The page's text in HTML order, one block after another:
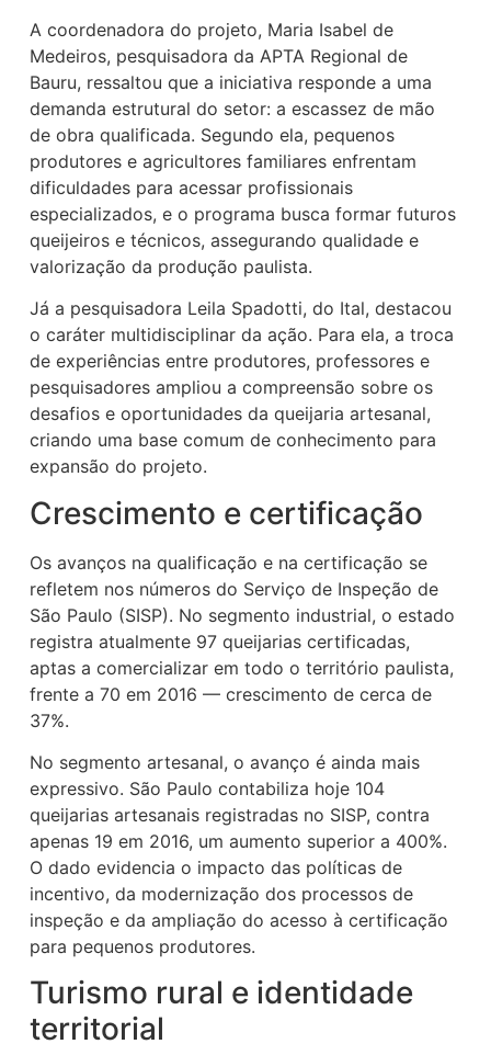
A coordenadora do projeto, Maria Isabel de
Medeiros, pesquisadora da APTA Regional de
Bauru, ressaltou que a iniciativa responde a uma
demanda estrutural do setor: a escassez de mão
de obra qualificada. Segundo ela, pequenos
produtores e agricultores familiares enfrentam
dificuldades para acessar profissionais
especializados, e o programa busca formar futuros
queijeiros e técnicos, assegurando qualidade e
valorização da produção paulista.
Já a pesquisadora Leila Spadotti, do Ital, destacou
o caráter multidisciplinar da ação. Para ela, a troca
de experiências entre produtores, professores e
pesquisadores ampliou a compreensão sobre os
desafios e oportunidades da queijaria artesanal,
criando uma base comum de conhecimento para
expansão do projeto.
Crescimento e certificação
Os avanços na qualificação e na certificação se
refletem nos números do Serviço de Inspeção de
São Paulo (SISP). No segmento industrial, o estado
registra atualmente 97 queijarias certificadas,
aptas a comercializar em todo o território paulista,
frente a 70 em 2016 — crescimento de cerca de
37%.
No segmento artesanal, o avanço é ainda mais
expressivo. São Paulo contabiliza hoje 104
queijarias artesanais registradas no SISP, contra
apenas 19 em 2016, um aumento superior a 400%.
O dado evidencia o impacto das políticas de
incentivo, da modernização dos processos de
inspeção e da ampliação do acesso à certificação
para pequenos produtores.
Turismo rural e identidade
territorial